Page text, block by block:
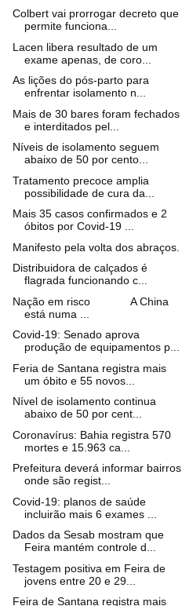
Colbert vai prorrogar decreto que
permite funciona...
Lacen libera resultado de um
exame apenas, de coro...
As lições do pós-parto para
enfrentar isolamento n...
Mais de 30 bares foram fechados
e interditados pel...
Níveis de isolamento seguem
abaixo de 50 por cento...
Tratamento precoce amplia
possibilidade de cura da...
Mais 35 casos confirmados e 2
óbitos por Covid-19 ...
Manifesto pela volta dos abraços.
Distribuidora de calçados é
flagrada funcionando c...
Nação em risco A China
está numa ...
Covid-19: Senado aprova
produção de equipamentos p...
Feria de Santana registra mais
um óbito e 55 novos...
Nível de isolamento continua
abaixo de 50 por cent...
Coronavírus: Bahia registra 570
mortes e 15.963 ca...
Prefeitura deverá informar bairros
onde são regist...
Covid-19: planos de saúde
incluirão mais 6 exames ...
Dados da Sesab mostram que
Feira mantém controle d...
Testagem positiva em Feira de
jovens entre 20 e 29...
Feira de Santana registra mais